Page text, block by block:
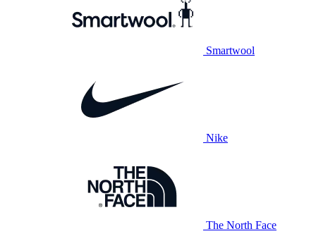
Smartwool
Nike
The North Face